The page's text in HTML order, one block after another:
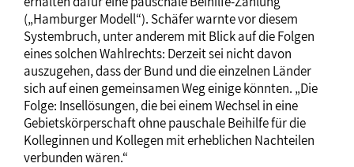
(„Hamburger Modell“). Schäfer warnte vor diesem
Systembruch, unter anderem mit Blick auf die Folgen
eines solchen Wahlrechts: Derzeit sei nicht davon
auszugehen, dass der Bund und die einzelnen Länder
sich auf einen gemeinsamen Weg einige könnten. „Die
Folge: Insellösungen, die bei einem Wechsel in eine
Gebietskörperschaft ohne pauschale Beihilfe für die
Kolleginnen und Kollegen mit erheblichen Nachteilen
verbunden wären.“